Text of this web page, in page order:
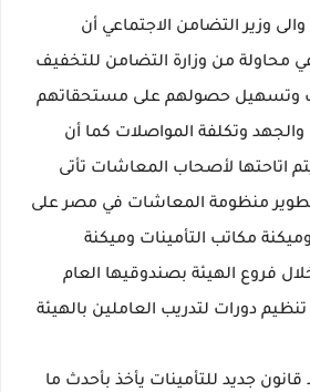
وزير التضامن الاجتماعي أن
محاولة من وزارة التضامن للتخفيف
وتسهيل حصولهم على مستحقاتهم
والجهد وتكلفة المواصلات كما أن
اتاحتها لأصحاب المعاشات تأتى
منظومة المعاشات في مصر على
مكاتب التأمينات وميكنة
فروع الهيئة بصندوقيها العام
دورات لتدريب العاملين بالهيئة
قانون جديد للتأمينات يأخذ بأحدث ما